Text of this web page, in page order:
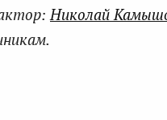
Николай